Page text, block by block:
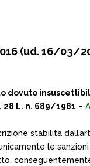
(ud. 16/03/
dovuto
28 L. n. 689/1981 –
stabilita
le